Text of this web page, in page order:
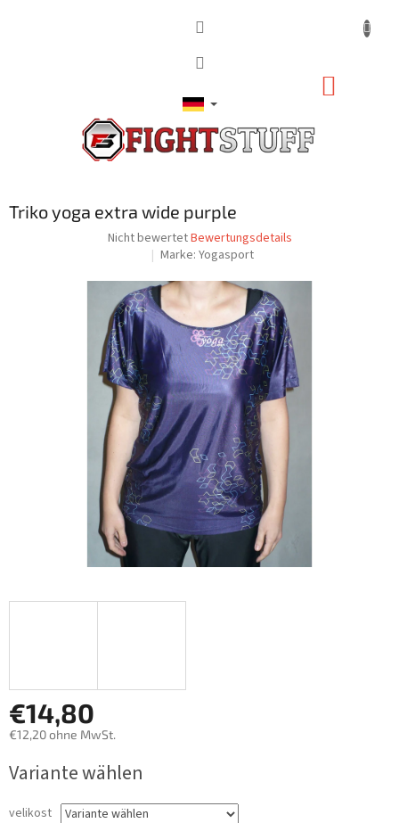
Triko yoga extra wide purple
Die
durchschnittliche
0,0
von
5
Sternen.
Nicht bewertetBewertungsdetails
Marke: Yogasport
€14,80
€12,20 ohne MwSt.
Variante wählen
velikost